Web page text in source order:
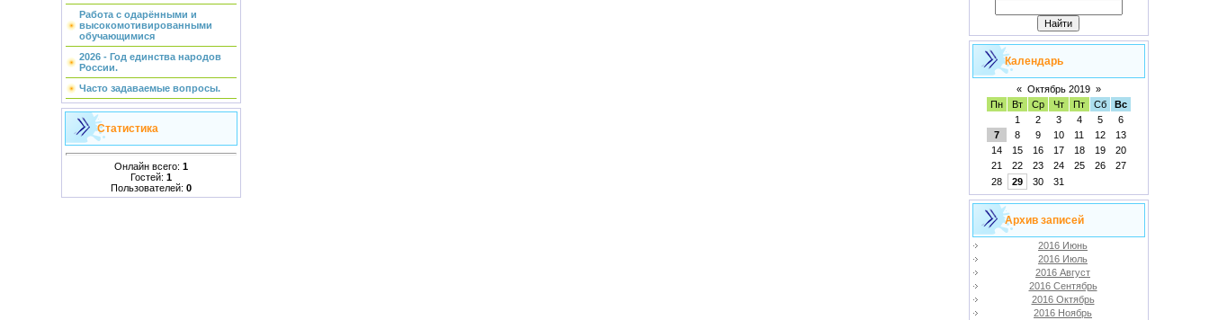
Работа с одарёнными и
высокомотивированными
обучающимися
2026 - Год единства народов
России.
Часто задаваемые вопросы.
Статистика
Онлайн всего: 1
Гостей: 1
Пользователей: 0
Календарь
« Октябрь 2019 »
Пн
Вт Ср Чт Пт Сб
Вс
1
2 3 4 5
6
7
8 9 10 11 12
13
14
15 16 17 18 19
20
21
22 23 24 25 26
27
28
29 30 31
Архив записей
2016 Июнь
2016 Июль
2016 Август
2016 Сентябрь
2016 Октябрь
2016 Ноябрь